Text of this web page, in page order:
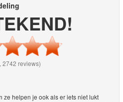
2742 reviews)
ze helpen je ook als er iets niet lukt